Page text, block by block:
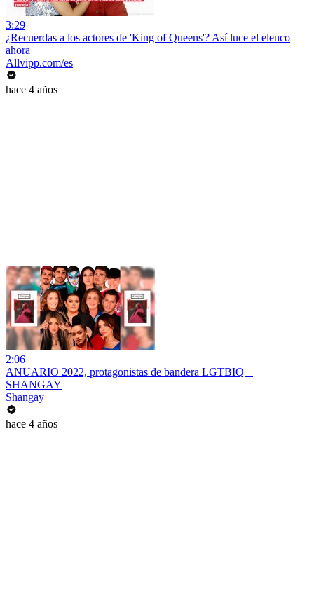
3:29
¿Recuerdas a los actores de 'King of Queens'? Así luce el elenco
ahora
Allvipp.com/es
hace 4 años
2:06
ANUARIO 2022, protagonistas de bandera LGTBIQ+ |
SHANGAY
Shangay
hace 4 años